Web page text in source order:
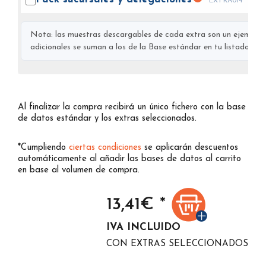
Nota: las muestras descargables de cada extra son un
adicionales se suman a los de la Base estándar en tu listado
Al finalizar la compra recibirá un único fichero con la base
de datos estándar y los extras seleccionados.
*Cumpliendo ciertas condiciones se aplicarán descuentos
automáticamente al añadir las bases de datos al carrito
en base al volumen de compra.
13,41€ *
IVA INCLUIDO
CON EXTRAS SELECCIONADOS